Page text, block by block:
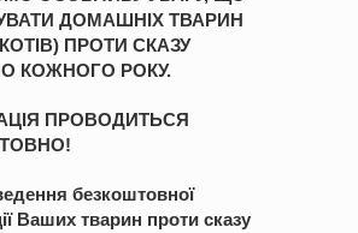
ДОМАШНІХ ТВАРИН
ПРОТИ СКАЗУ
КОЖНОГО РОКУ.
ПРОВОДИТЬСЯ
безкоштовної
Ваших тварин проти сказу